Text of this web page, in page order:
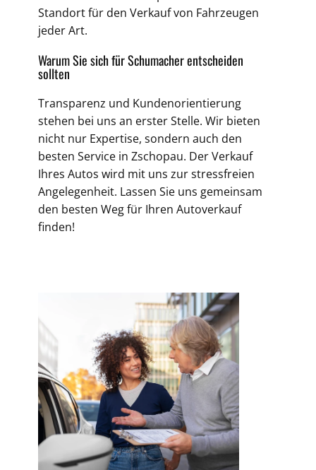
Standort für den Verkauf von Fahrzeugen
jeder Art.
Warum Sie sich für Schumacher entscheiden
sollten
Transparenz und Kundenorientierung
stehen bei uns an erster Stelle. Wir bieten
nicht nur Expertise, sondern auch den
besten Service in Zschopau. Der Verkauf
Ihres Autos wird mit uns zur stressfreien
Angelegenheit. Lassen Sie uns gemeinsam
den besten Weg für Ihren Autoverkauf
finden!